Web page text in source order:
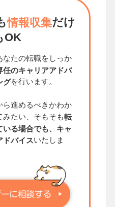
情報収集だけ
OK
なたの転職をしっか
任のキャリアアドバ
グを行います。
ら進めるべきかわか
みたい、そもそも転
る場合でも、キャ
ドバイスいたしま